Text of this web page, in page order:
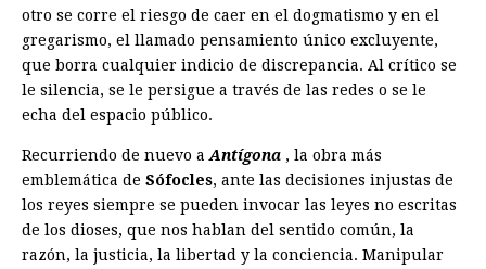
otro se corre el riesgo de caer en el dogmatismo y en el
gregarismo, el llamado pensamiento único excluyente,
que borra cualquier indicio de discrepancia. Al crítico se
le silencia, se le persigue a través de las redes o se le
echa del espacio público.
Recurriendo de nuevo a Antígona , la obra más
emblemática de Sófocles, ante las decisiones injustas de
los reyes siempre se pueden invocar las leyes no escritas
de los dioses, que nos hablan del sentido común, la
razón, la justicia, la libertad y la conciencia. Manipular